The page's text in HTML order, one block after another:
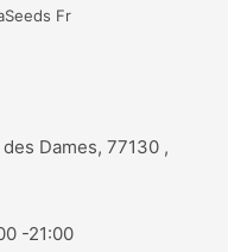
Fr
des Dames, 77130 ,
-21:00